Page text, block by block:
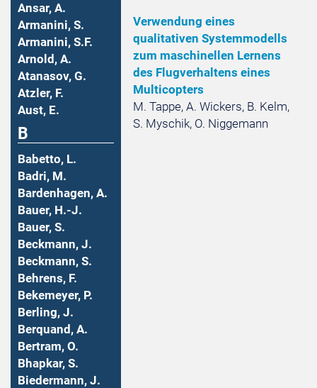
Ansar, A.
Armanini, S.
Armanini, S.F.
Arnold, A.
Atanasov, G.
Atzler, F.
Aust, E.
B
Babetto, L.
Badri, M.
Bardenhagen, A.
Bauer, H.-J.
Bauer, S.
Beckmann, J.
Beckmann, S.
Behrens, F.
Bekemeyer, P.
Berling, J.
Berquand, A.
Bertram, O.
Bhapkar, S.
Biedermann, J.
Verwendung eines
qualitativen Systemmodells
zum maschinellen Lernens
des Flugverhaltens eines
Multicopters
M. Tappe, A. Wickers, B. Kelm,
S. Myschik, O. Niggemann